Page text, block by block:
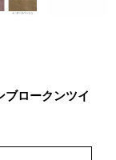
ロークンツイ